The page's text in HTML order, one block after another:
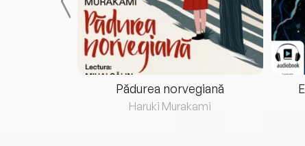
Pădurea norvegiană
Haruki Murakami